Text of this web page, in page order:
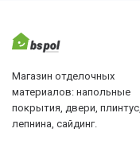
Магазин отделочных
материалов: напольные
покрытия, двери, плинтус,
лепнина, сайдинг.